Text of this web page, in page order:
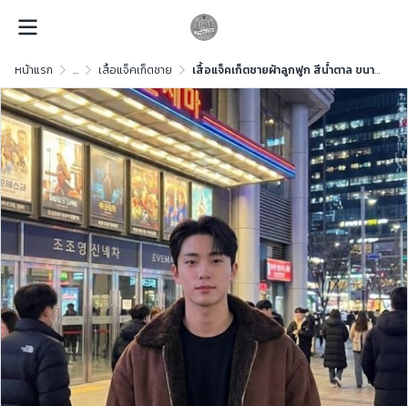
หน้าแรก ... เสื้อแจ็คเก็ตชาย เสื้อแจ็คเก็ตชายผ้าลูกฟูก สีน้ำตาล ขนาด L ผ้าลูกฟูก สีน้ำตาล ขนาด L